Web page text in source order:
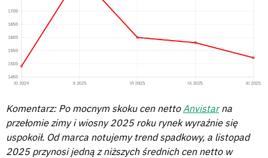
Komentarz: Po mocnym skoku cen netto Anvistarna
przełomie zimy i wiosny 2025 roku rynek wyraźnie się
uspokoił. Od marca notujemy trend spadkowy, a listopad
2025 przynosi jedną z niższych średnich cen netto w